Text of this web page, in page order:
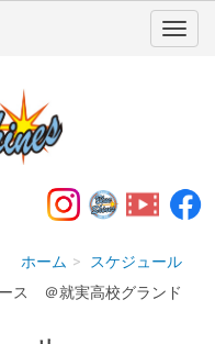
ホーム
スケジュール
ス ＠就実高校グランド